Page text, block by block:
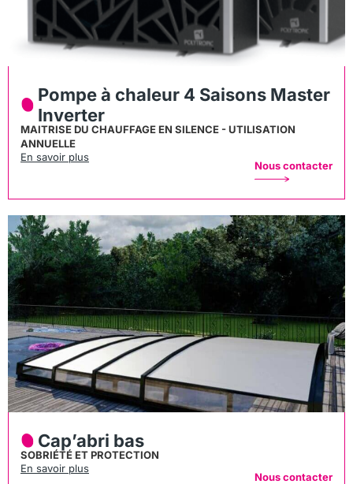
Pompe à chaleur 4 Saisons Master
Inverter
MAITRISE DU CHAUFFAGE EN SILENCE - UTILISATION
ANNUELLE
En savoir plus
Nous contacter
Cap’abri bas
SOBRIÉTÉ ET PROTECTION
En savoir plus
Nous contacter